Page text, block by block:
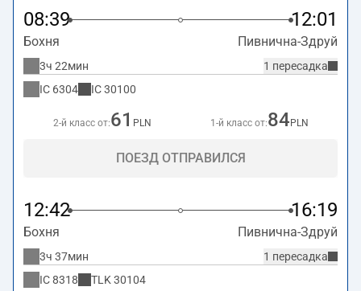
08:39 12:01
Бохня Пивнична-Здруй
1 пересадка
3ч 22мин
IC 6304 IC30100
2-й класс от:61 PLN 1-й класс от:84 PLN
ПОЕЗД ОТПРАВИЛСЯ
12:42 16:19
Бохня Пивнична-Здруй
1 пересадка
3ч 37мин
IC8318 TLK 30104